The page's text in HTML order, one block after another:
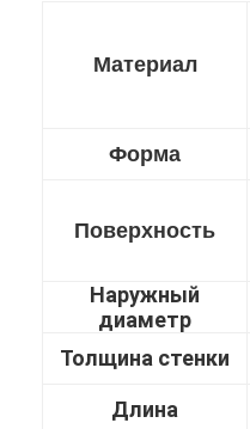
Продукты
Видеозаписи
О нас
Экскурсия по заводу
Материал
Форма
Поверхность
Наружный
диаметр
Толщина стенки
Длина